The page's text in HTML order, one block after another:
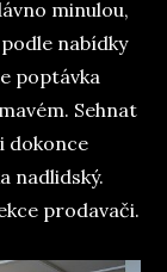
minulou,
nabídky
poptávka
Sehnat
dokonce
nadlidský.
prodavači.